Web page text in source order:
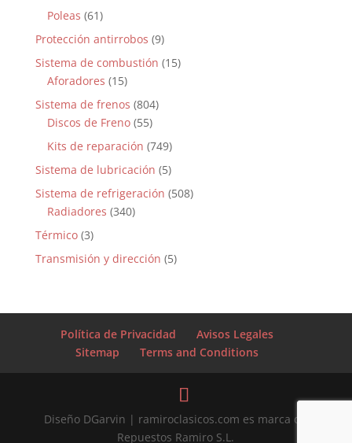
Poleas (61)
Protección antirrobos (9)
Sistema de combustión (15)
Aforadores (15)
Sistema de frenos (804)
Discos de Freno (55)
Kits de reparación (749)
Sistema de lubricación (5)
Sistema de refrigeración (508)
Radiadores (340)
Térmico (3)
Transmisión y dirección (5)
Política de Privacidad
Avisos Legales
Sitemap
Terms and Conditions
Diseño DGarvin | ramiroclasicos.com es marca de
Repuestos Ramiro S.L.